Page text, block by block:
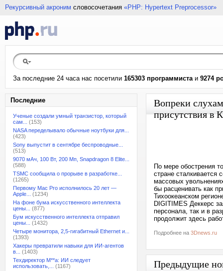
Рекурсивный акроним словосочетания «PHP: Hypertext Preprocessor»
За последние 24 часа нас посетили 165303 программистаи 9274
Последние
Ученые создали умный транзистор, который
сам...
(153)
NASA переделывало обычные ноутбуки для...
(423)
Sony выпустит в сентябре беспроводные...
(513)
9070 мАч, 100 Вт, 200 Мп, Snapdragon 8 Elite...
(588)
TSMC сообщила о прорыве в разработке...
(1265)
Первому Mac Pro исполнилось 20 лет —
Apple...
(1234)
На фоне бума искусственного интеллекта
цены...
(877)
Бум искусственного интеллекта отправил
цены...
(1432)
Четыре монитора, 2,5-гигабитный Ethernet и...
(1393)
Хакеры превратили навыки для ИИ-агентов
в...
(1403)
Техдиректор M**a: ИИ следует
использовать,...
(1167)
Вопреки
присутствия в
По мере обострения
стране
массовых
бы расценивать как
Тихоокеанском
DIGITIMES Деккерс
персонала, так и в
продолжит здесь
Подробнее на 3Dnews.ru
Предыдущие